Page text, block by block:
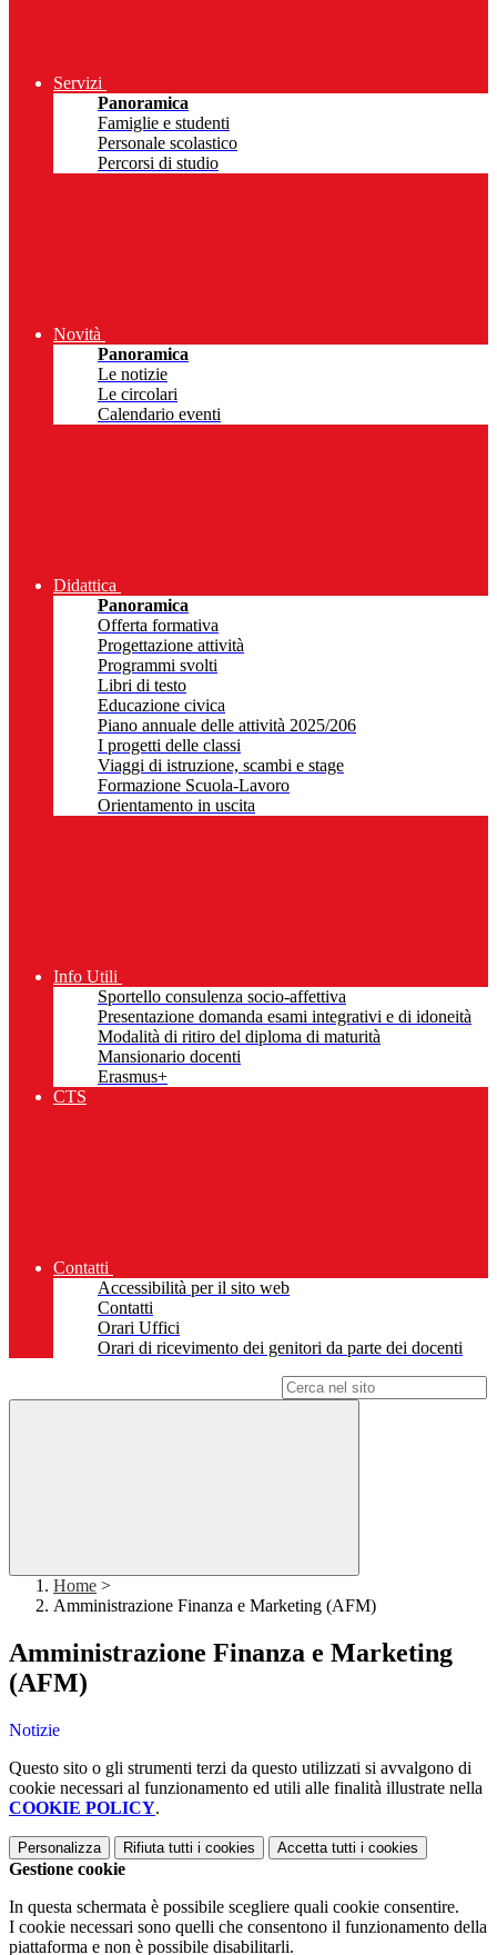
Servizi
Panoramica
Famiglie e studenti
Personale scolastico
Percorsi di studio
Novità
Panoramica
Le notizie
Le circolari
Calendario eventi
Didattica
Panoramica
Offerta formativa
Progettazione attività
Programmi svolti
Libri di testo
Educazione civica
Piano annuale delle attività 2025/206
I progetti delle classi
Viaggi di istruzione, scambi e stage
Formazione Scuola-Lavoro
Orientamento in uscita
Info Utili
Sportello consulenza socio-affettiva
Presentazione domanda esami integrativi e di idoneità
Modalità di ritiro del diploma di maturità
Mansionario docenti
Erasmus+
CTS
Contatti
Accessibilità per il sito web
Contatti
Orari Uffici
Orari di ricevimento dei genitori da parte dei docenti
Home >
Amministrazione Finanza e Marketing (AFM)
Amministrazione Finanza e Marketing
(AFM)
Notizie
Questo sito o gli strumenti terzi da questo utilizzati si avvalgono di
cookie necessari al funzionamento ed utili alle finalità illustrate nella
COOKIE POLICY.
Personalizza Rifiuta tutti i cookies Accetta tutti i cookies
Gestione cookie
In questa schermata è possibile scegliere quali cookie consentire.
I cookie necessari sono quelli che consentono il funzionamento della
piattaforma e non è possibile disabilitarli.